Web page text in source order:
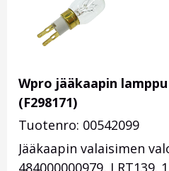
Wpro jääkaapin lamppu
(F298171)
Tuotenro: 00542099
Jääkaapin valaisimen
484000000979, LRT139.